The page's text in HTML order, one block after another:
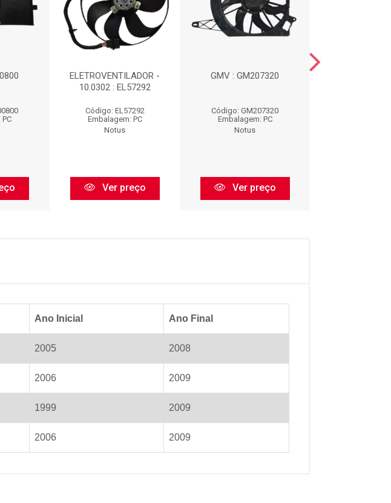
ELETROVENTILADOR -
10.0302 : EL57292
Código: EL57292
Embalagem: PC
Notus
Ver preço
GMV : GM207320
Código: GM207320
Embalagem: PC
Notus
Ver preço
Ano Inicial Ano Final
2005 2008
2006 2009
1999 2009
2006 2009